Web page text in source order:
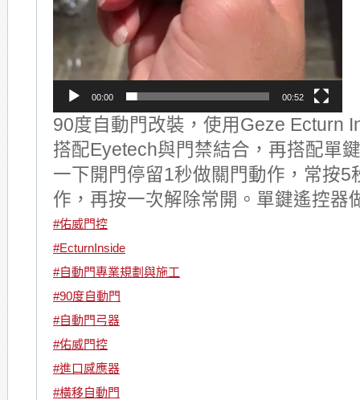
00:00 00:52
90度自動門改裝，使用Geze Ecturn
搭配Eyetech與門禁結合，再搭配單
一下開門停留1秒做關門動作，常按5
作，再按一次解除常開。單鍵遙控器
#佑威門控
#EcturnInside
#自動門專業規劃與施工
#90度自動門
#自動門弓器
#佑威門控
#進口感應器
#橫移自動門